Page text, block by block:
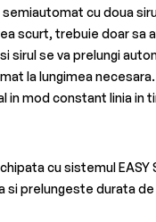
cu doua
scurt, trebuie doar sa
sirul se va prelungi
la lungimea
in mod constant linia in
cu sistemul EASY
si prelungeste durata de